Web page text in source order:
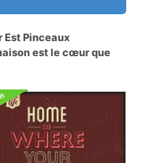
Est Pinceaux
est le cœur que